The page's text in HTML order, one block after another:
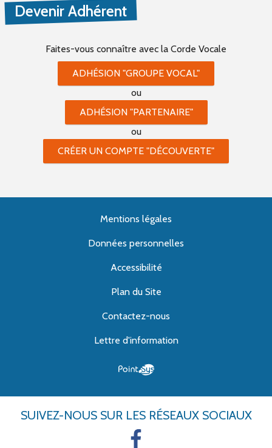
Devenir Adhérent
Faites-vous connaître avec la Corde Vocale
ADHÉSION "GROUPE VOCAL"
ou
ADHÉSION "PARTENAIRE"
ou
CRÉER UN COMPTE "DÉCOUVERTE"
Mentions légales
Données personnelles
Accessibilité
Plan du Site
Contactez-nous
Lettre d'information
SUIVEZ-NOUS SUR LES RÉSEAUX SOCIAUX